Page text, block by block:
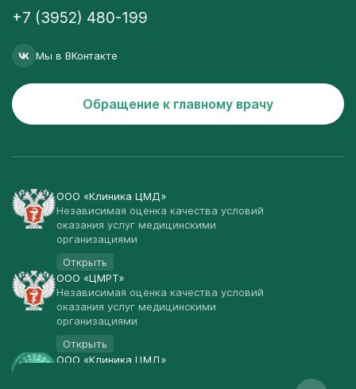
+7 (3952) 480-199
Мы в ВКонтакте
Обращение к главному врачу
ООО «Клиника ЦМД»
Независимая оценка качества условий
оказания услуг медицинскими
организациями
Открыть
ООО «ЦМРТ»
Независимая оценка качества условий
оказания услуг медицинскими
организациями
Открыть
ООО «Клиника ЦМД»